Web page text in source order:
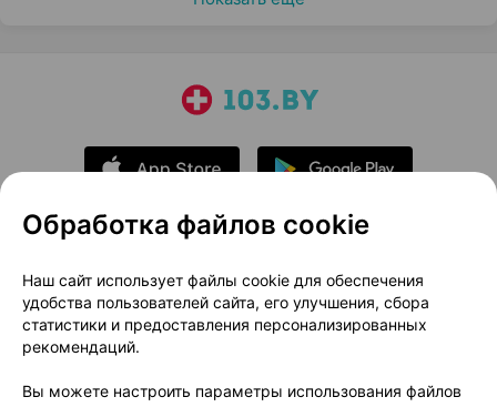
О проекте
Новости проекта
Размещение рекламы
Медицинский маркетинг
Публичный договор
Доставка
Способы оплаты
Вакансии Партнеры
Обработка файлов cookie
Наш сайт использует файлы cookie для обеспечения
удобства пользователей сайта, его улучшения, сбора
статистики и предоставления персонализированных
рекомендаций.
Вы можете настроить параметры использования файлов